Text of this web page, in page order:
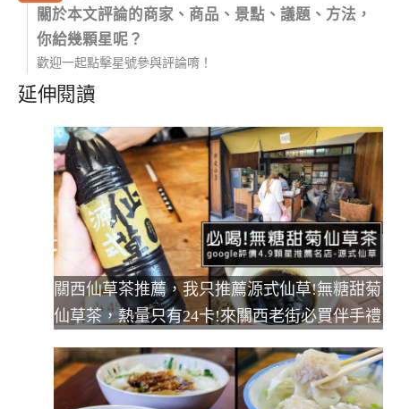
關於本文評論的商家、商品、景點、議題、方法，
你給幾顆星呢？
歡迎一起點擊星號參與評論唷！
延伸閱讀
關西仙草茶推薦，我只推薦源式仙草!無糖甜菊
仙草茶，熱量只有24卡!來關西老街必買伴手禮